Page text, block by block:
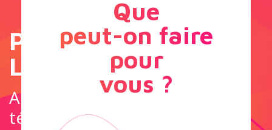
Penser Global, Agir
Local
Aller au-delà des frontières
télécoms
Que
peut-on faire
pour
vous ?